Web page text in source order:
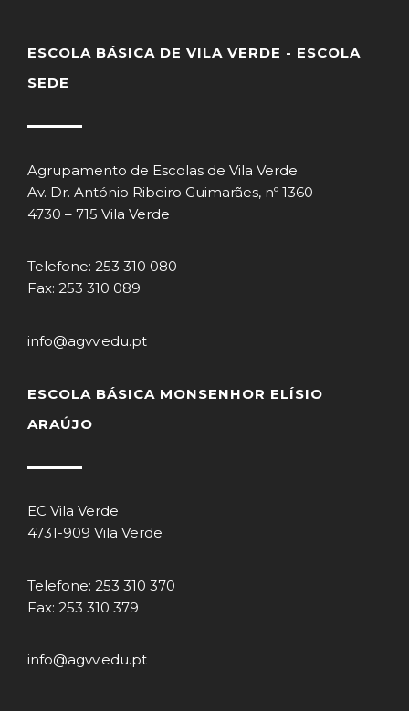
ESCOLA BÁSICA DE VILA VERDE - ESCOLA
SEDE
Agrupamento de Escolas de Vila Verde
Av. Dr. António Ribeiro Guimarães, nº 1360
4730 – 715 Vila Verde
Telefone: 253 310 080
Fax: 253 310 089
info@agvv.edu.pt
ESCOLA BÁSICA MONSENHOR ELÍSIO
ARAÚJO
EC Vila Verde
4731-909 Vila Verde
Telefone: 253 310 370
Fax: 253 310 379
info@agvv.edu.pt